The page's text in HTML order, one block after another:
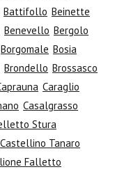
Battifollo Beinette
Benevello Bergolo
Borgomale Bosia
Brondello Brossasco
Caraglio
Casalgrasso
Stura
Castellino Tanaro
Falletto